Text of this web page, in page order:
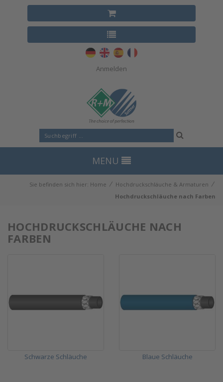
Anmelden
MENU
Sie befinden sich hier: Home ⁄ Hochdruckschläuche & Armaturen ⁄
Hochdruckschläuche nach Farben
HOCHDRUCKSCHLÄUCHE NACH
FARBEN
Schwarze Schläuche Blaue Schläuche